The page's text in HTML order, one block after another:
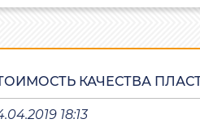
КАЧЕСТВА
18:13